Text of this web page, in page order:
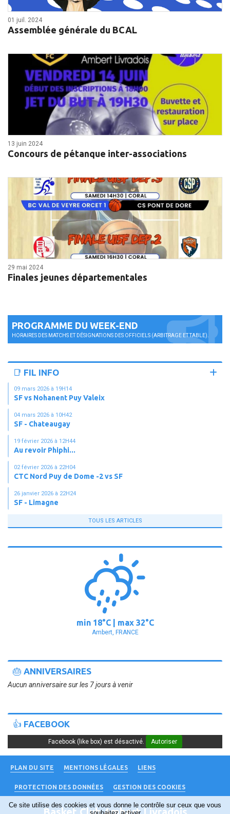
01 juil. 2024
Assemblée générale du BCAL
13 juin 2024
Concours de pétanque inter-associations
29 mai 2024
Finales jeunes départementales
PROGRAMME DU WEEK-END
HORAIRES DES MATCHS ET DÉSIGNATIONS DES OFFICIELS (ARBITRAGE ET TABLE).
📑 FIL INFO
09 mars 2026 à 19H14
SF vs Nohanent Puy Valeix
04 mars 2026 à 10H42
SF - Chateaugay
19 février 2026 à 12H44
Au revoir Phiphi...
02 février 2026 à 22H04
CTC Nord Puy de Dome -2 vs SF
26 janvier 2026 à 22H24
SF - Limagne
TOUS LES ARTICLES
min 18°C | max 32°C
Ambert, FRANCE
🎂 ANNIVERSAIRES
Aucun anniversaire sur les 7 jours à venir
👍 FACEBOOK
Facebook (like box) est désactivé. Autoriser
PLAN DU SITE MENTIONS LÉGALES LIENS
PROTECTION DES DONNÉES GESTION DES COOKIES
Basket Club Ambert Livradois
Ce site utilise des cookies et vous donne le contrôle sur ceux que vous